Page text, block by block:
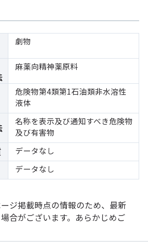
劇物
麻薬向精神薬原料
危険物第4類第1石油類非水溶性
液体
名称を表示及び通知すべき危険物
及び有害物
データなし
データなし
ジ掲載時点の情報のため、最新
合がございます。あらかじめご